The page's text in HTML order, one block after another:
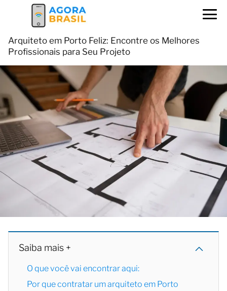
Arquiteto em Porto Feliz: Encontre os Melhores
Profissionais para Seu Projeto
Saiba mais +
O que você vai encontrar aqui:
Por que contratar um arquiteto em Porto